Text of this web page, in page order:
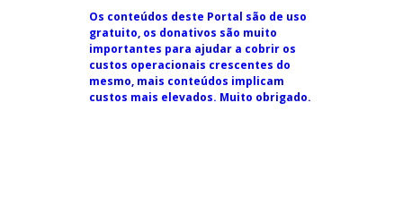
Os conteúdos deste Portal são de uso
gratuito, os donativos são muito
importantes para ajudar a cobrir os
custos operacionais crescentes do
mesmo, mais conteúdos implicam
custos mais elevados. Muito obrigado.